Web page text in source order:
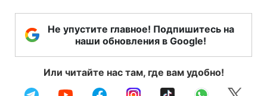
Не упустите главное! Подпишитесь на
наши обновления в Google!
Или читайте нас там, где вам удобно!